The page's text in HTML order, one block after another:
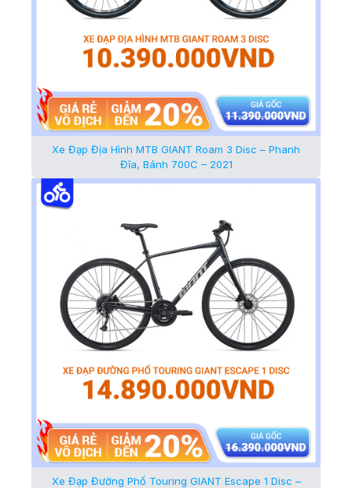
Xe Đạp Địa Hình MTB GIANT Roam 3 Disc – Phanh
Đĩa, Bánh 700C – 2021
Xe Đạp Đường Phố Touring GIANT Escape 1 Disc –